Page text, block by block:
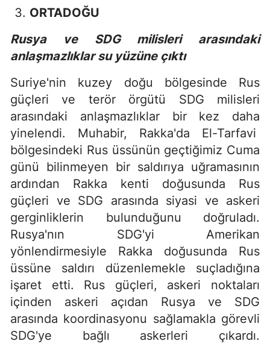
ORTADOĞU
Rusya ve SDG milisleri arasındaki
anlaşmazlıklar su yüzüne çıktı
Suriye'nin kuzey doğu bölgesinde Rus
güçleri ve terör örgütü SDG milisleri
arasındaki anlaşmazlıklar bir kez daha
yinelendi. Muhabir, Rakka'da El-Tarfavi
bölgesindeki Rus üssünün geçtiğimiz Cuma
günü bilinmeyen bir saldırıya uğramasının
ardından Rakka kenti doğusunda Rus
güçleri ve SDG arasında siyasi ve askeri
gerginliklerin bulunduğunu doğruladı.
Rusya'nın SDG'yi Amerikan
yönlendirmesiyle Rakka doğusunda Rus
üssüne saldırı düzenlemekle suçladığına
işaret etti. Rus güçleri, askeri noktaları
içinden askeri açıdan Rusya ve SDG
arasında koordinasyonu sağlamakla görevli
SDG'ye bağlı askerleri çıkardı.